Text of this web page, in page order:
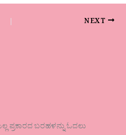
NEXT
ಪ್ರಕಾರದ ಬರಹಳನ್ನು ಓದಲು